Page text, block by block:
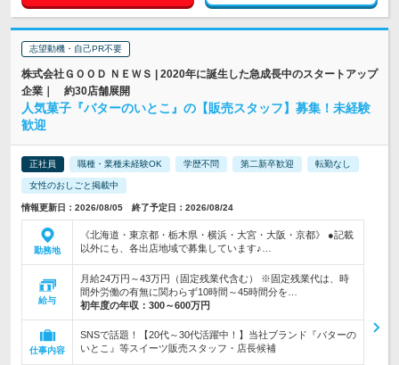
志望動機・自己PR不要
株式会社ＧＯＯＤ ＮＥＷＳ | 2020年に誕生した急成長中のスタートアップ
企業｜ 約30店舗展開
人気菓子『バターのいとこ』の【販売スタッフ】募集！未経験
歓迎
正社員 職種・業種未経験OK 学歴不問 第二新卒歓迎 転勤なし
女性のおしごと掲載中
情報更新日：2026/08/05 終了予定日：2026/08/24
勤務地
《北海道・東京都・栃木県・横浜・大宮・大阪・京都》 ●記載
以外にも、各出店地域で募集しています♪…
給与
月給24万円～43万円（固定残業代含む） ※固定残業代は、時
間外労働の有無に関わらず10時間～45時間分を…
初年度の年収： 300～600万円
仕事内容
SNSで話題！【20代～30代活躍中！】当社ブランド『バターの
いとこ』等スイーツ販売スタッフ・店長候補